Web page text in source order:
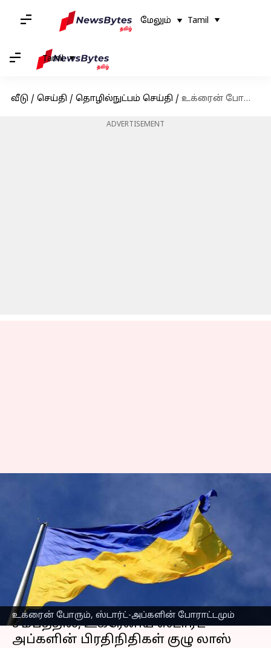
மேலும் Tamil
Tamil
வீடு / செய்தி / தொழில்நுட்பம் செய்தி / உக்ரைன் போரால் பாதிக்கப்பட்ட சில உள்நாட்டு ஸ்டார்ட்-அப்களின் அவலம்
ADVERTISEMENT
உக்ரைன் போரும், ஸ்டார்ட்-அப்களின் போராட்டமும்
பாதிக்கப்பட்ட சில
உள்நாட்டு ஸ்டார்ட்-
அப்களின் அவலம்
எழுதியவர் Venkatalakshmi V Jan 09, 2023 09:23 am
செய்தி முன்னோட்டம்
சமீபத்தில், உக்ரேனிய ஸ்டார்ட்-
அப்களின் பிரதிநிதிகள் குழு லாஸ்